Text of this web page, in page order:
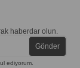
haberdar olun.
Gönder
ediyorum.